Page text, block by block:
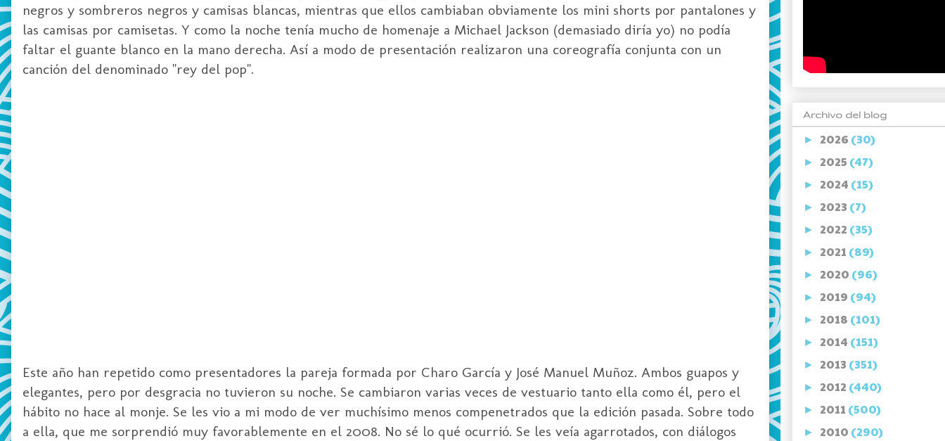
negros y sombreros negros y camisas blancas, mientras que ellos cambiaban obviamente los mini shorts por pantalones y
las camisas por camisetas. Y como la noche tenía mucho de homenaje a Michael Jackson (demasiado diría yo) no podía
faltar el guante blanco en la mano derecha. Así a modo de presentación realizaron una coreografía conjunta con un
canción del denominado "rey del pop".
Este año han repetido como presentadores la pareja formada por Charo García y José Manuel Muñoz. Ambos guapos y
elegantes, pero por desgracia no tuvieron su noche. Se cambiaron varias veces de vestuario tanto ella como él, pero el
hábito no hace al monje. Se les vio a mi modo de ver muchísimo menos compenetrados que la edición pasada. Sobre todo
a ella, que me sorprendió muy favorablemente en el 2008. No sé lo qué ocurrió. Se les veía agarrotados, con diálogos
Archivo del blog
► 2026 (30)
► 2025 (47)
► 2024 (15)
► 2023 (7)
► 2022 (35)
► 2021 (89)
► 2020 (96)
► 2019 (94)
► 2018 (101)
► 2014 (151)
► 2013 (351)
► 2012 (440)
► 2011 (500)
► 2010 (290)